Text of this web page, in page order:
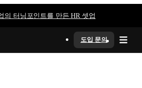
의 터닝포인트를 만든 HR 셋업
도입 문의